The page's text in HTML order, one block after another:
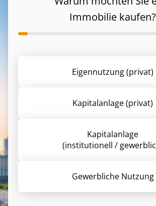
Immobilie kaufen?
Eigennutzung (privat)
Kapitalanlage (privat)
Kapitalanlage
(institutionell /
Gewerbliche Nutzung